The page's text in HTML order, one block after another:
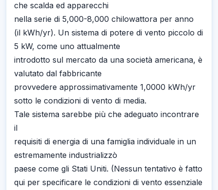
che scalda ed apparecchi
nella serie di 5,000-8,000 chilowattora per anno
(il kWh/yr). Un sistema di potere di vento piccolo di
5 kW, come uno attualmente
introdotto sul mercato da una società americana, è
valutato dal fabbricante
provvedere approssimativamente 1,0000 kWh/yr
sotto le condizioni di vento di media.
Tale sistema sarebbe più che adeguato incontrare
il
requisiti di energia di una famiglia individuale in un
estremamente industrializzò
paese come gli Stati Uniti. (Nessun tentativo è fatto
qui per specificare le condizioni di vento essenziale